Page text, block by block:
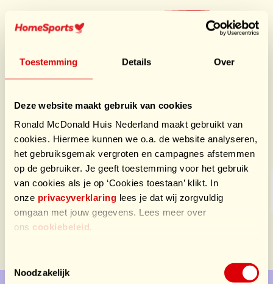
Toestemming Details Over
Deze website maakt gebruik van cookies
Ronald McDonald Huis Nederland maakt gebruikt van
cookies. Hiermee kunnen we o.a. de website analyseren,
het gebruiksgemak vergroten en campagnes afstemmen
op de gebruiker. Je geeft toestemming voor het gebruik
van cookies als je op ‘Cookies toestaan’ klikt. In
onze privacyverklaring lees je dat wij zorgvuldig
omgaan met jouw gegevens. Lees meer over
ons cookiebeleid.
Noodzakelijk
hoofdnavigatie
Doe mee
Yvonne. En natuurlijk voor NOX!!
Sponsors HomeSports